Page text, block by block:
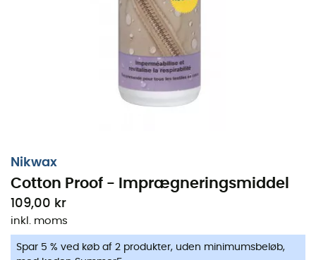
Nikwax
Cotton Proof - Imprægneringsmiddel
109,00 kr
inkl. moms
Spar 5 % ved køb af 2 produkter, uden minimumsbeløb,
bevarer åndbarheden
polybomuld og lærred i fugtige omgivelser.
I modsætning til andre alternative produkter er Nikwax
uskadeligtfor tøj og udstyr af bomuld.
brandhæmmende
hverken flygtige organiske forbindelser (VOC) eller
Det er derfor ikke nødvendigt at bruge en tørretumbler
for at optimere effekterne.
Anvendelsesmåde
Fjern alle vaskemiddelrester fra